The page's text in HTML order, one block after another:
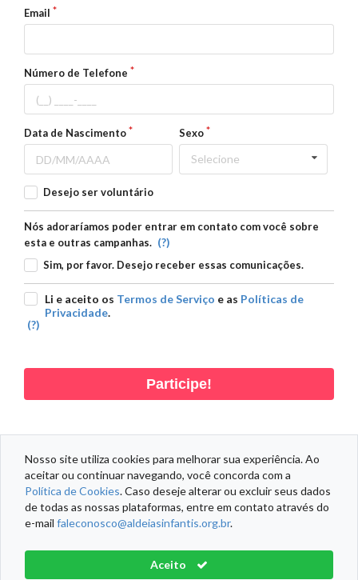
Email
Número de Telefone
Data de Nascimento Sexo
Selecione
Desejo ser voluntário
Nós adoraríamos poder entrar em contato com você sobre
esta e outras campanhas. (?)
Sim, por favor. Desejo receber essas comunicações.
Li e aceito os Termos de Serviço e as Políticas de
Privacidade.
(?)
Participe!
Aceito
Nosso site utiliza cookies para melhorar sua experiência. Ao
aceitar ou continuar navegando, você concorda com a
Política de Cookies. Caso deseje alterar ou excluir seus dados
de todas as nossas plataformas, entre em contato através do
e-mail faleconosco@aldeiasinfantis.org.br.
Termos de Serviço
Aldeias Infantis SOS Brasil® Todos os direitos reservados